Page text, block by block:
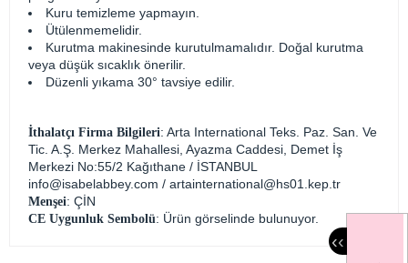
‹‹
Kuru temizleme yapmayın.
Ütülenmemelidir.
Kurutma makinesinde kurutulmamalıdır. Doğal kurutma
veya düşük sıcaklık önerilir.
Düzenli yıkama 30° tavsiye edilir.
İthalatçı Firma Bilgileri: Arta International Teks. Paz. San. Ve
Tic. A.Ş. Merkez Mahallesi, Ayazma Caddesi, Demet İş
Merkezi No:55/2 Kağıthane / İSTANBUL
info@isabelabbey.com / artainternational@hs01.kep.tr
Menşei: ÇİN
CE Uygunluk Sembolü: Ürün görselinde bulunuyor.